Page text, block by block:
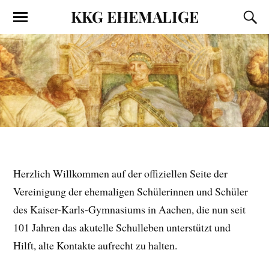
KKG EHEMALIGE
Herzlich Willkommen auf der offiziellen Seite der
Vereinigung der ehemaligen Schülerinnen und Schüler
des Kaiser-Karls-Gymnasiums in Aachen, die nun seit
101 Jahren das akutelle Schulleben unterstützt und
Hilft, alte Kontakte aufrecht zu halten.